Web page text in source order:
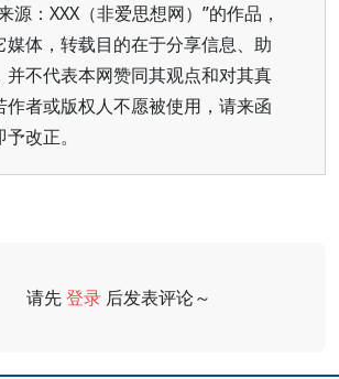
源：XXX（非爱思想网）”的作品，
媒体，转载目的在于分享信息、助
并不代表本网赞同其观点和对其真
作者或版权人不愿被使用，请来函
改正。
请先登录 后发表评论～